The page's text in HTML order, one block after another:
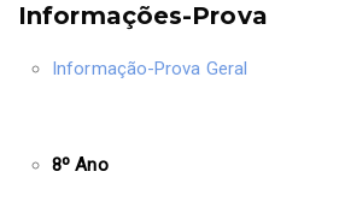
Informações-Prova
Informação-Prova Geral
8º Ano